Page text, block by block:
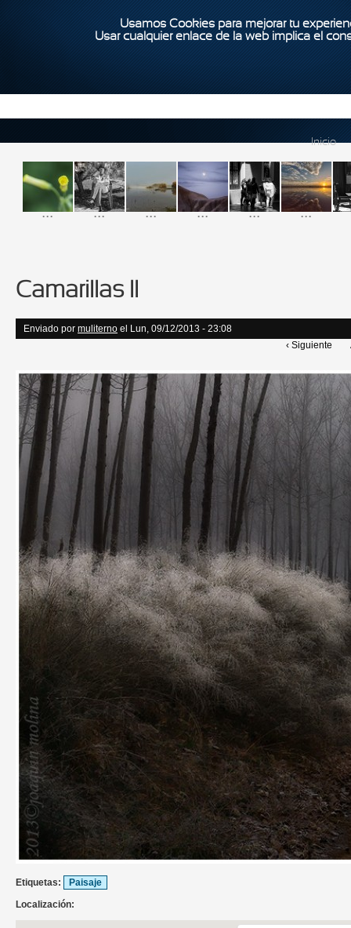
Usamos Cookies para mejorar tu
Usar cualquier enlace de la web implica el
Inicio
... ... ... ... ... ...
Camarillas II
Enviado por muliterno el Lun, 09/12/2013 - 23:08
‹ Siguiente
Etiquetas:
Paisaje
Localización: